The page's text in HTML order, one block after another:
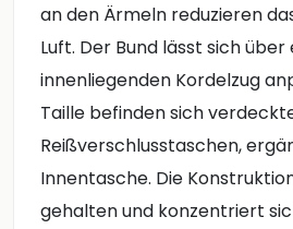
an den Ärmeln reduzieren
Luft. Der Bund lässt sich über
innenliegenden Kordelzug
Taille befinden sich
Reißverschlusstaschen,
Innentasche. Die
gehalten und konzentriert